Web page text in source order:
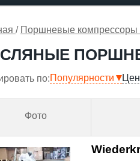
/ Поршневые компрессоры
по:Популярности
Фото